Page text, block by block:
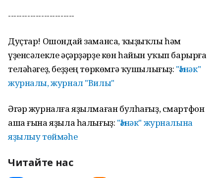
------------------------
Дуҫтар! Ошондай заманса, ҡыҙыҡлы һәм
үҙенсәлекле әҫәрҙәрҙе көн һайын уҡып барырға
теләһәгеҙ, беҙҙең төркөмгә ҡушылығыҙ: "Һәнәк"
журналы, журнал "Вилы"
Әгәр журналға яҙылмаған булһағыҙ, смартфон
аша ғына яҙыла һалығыҙ: "Һәнәк" журналына
яҙылыу төймәһе
Читайте нас